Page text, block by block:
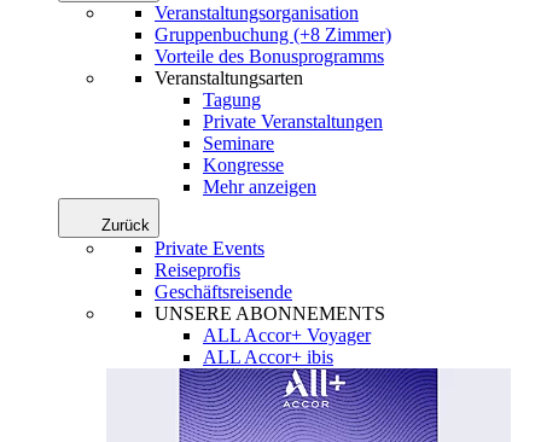
Veranstaltungsorganisation
Gruppenbuchung (+8 Zimmer)
Vorteile des Bonusprogramms
Veranstaltungsarten
Tagung
Private Veranstaltungen
Seminare
Kongresse
Mehr anzeigen
Zurück
Private Events
Reiseprofis
Geschäftsreisende
UNSERE ABONNEMENTS
ALL Accor+ Voyager
ALL Accor+ ibis